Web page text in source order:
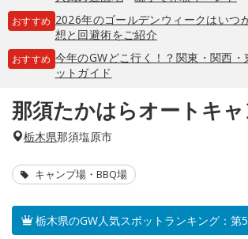
おすすめ 2026年のゴールデンウィークはいつ
想と回避術をご紹介
おすすめ 今年のGWどこ行く！？関東・関西
ットガイド
那須たかはらオートキ
栃木県那須塩原市
キャンプ場・BBQ場
栃木県のGW人気スポットランキング：第